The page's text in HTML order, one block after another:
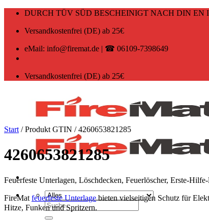
Zum
springen
DURCH TÜV SÜD BESCHEINIGT NACH DIN EN
Versandkostenfrei (DE) ab 25€
eMail: info@firemat.de | ☎ 06109-7398649
Versandkostenfrei (DE) ab 25€
Suchen
nach:
Start /Produkt GTIN /4260653821285
4260653821285
Feuerfeste Unterlagen, Löschdecken, Feuerlöscher, Erste-
FireMat feuerfeste Unterlagebieten vielseitigen Schutz für
Hitze, Funken und Spritzern.